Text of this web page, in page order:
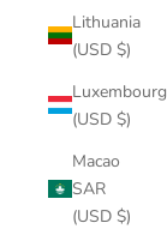
Lithuania
(USD $)
Luxembourg
(USD $)
Macao
SAR
(USD $)